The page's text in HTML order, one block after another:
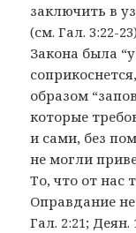
заключить в
(см. Гал. 3:22-
Закона была
образом
которые
и сами, без
не могли
То, что от нас
Оправдание
Гал. 2:21;